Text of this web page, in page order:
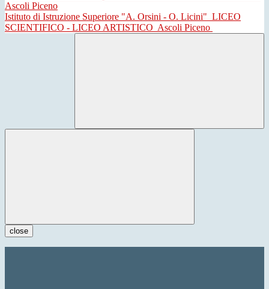
Istituto di Istruzione Superiore "A. Orsini - O. Licini" LICEO
SCIENTIFICO - LICEO ARTISTICO Ascoli Piceno
close